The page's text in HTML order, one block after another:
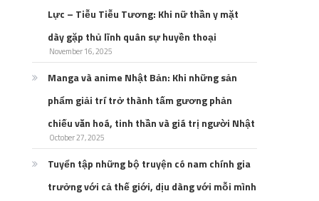
Lực – Tiễu Tiễu Tương: Khi nữ thần y mặt
dày gặp thủ lĩnh quân sự huyền thoại
November 16, 2025
Manga và anime Nhật Bản: Khi những sản
phẩm giải trí trở thành tấm gương phản
chiếu văn hoá, tinh thần và giá trị người Nhật
October 27, 2025
Tuyển tập những bộ truyện có nam chính gia
trưởng với cả thế giới, dịu dàng với mỗi mình